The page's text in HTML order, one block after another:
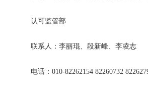
认可监管部
联系人：李丽琨、段新峰、李凌志
电话：010-82262154 82260732